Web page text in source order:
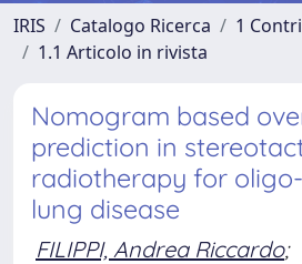
IRIS Catalogo Ricerca
1
1.1 Articolo in rivista
Nomogram based
prediction in
radiotherapy for
lung disease
FILIPPI, Andrea Riccardo;